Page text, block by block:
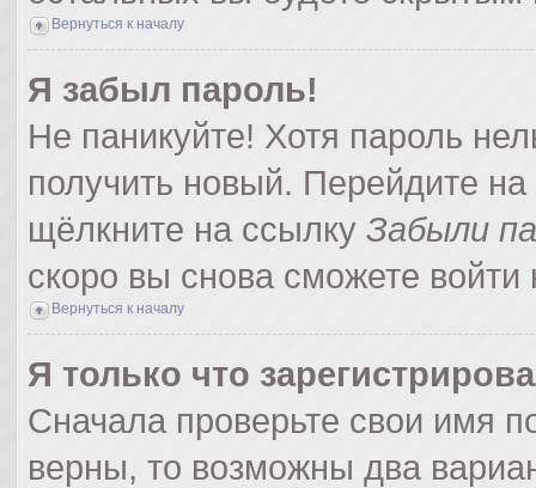
Вернуться к началу
Я забыл пароль!
Не паникуйте! Хотя пароль
получить новый. Перейдите
щёлкните на ссылку Забыли
скоро вы снова сможете
Вернуться к началу
Я только что
Сначала проверьте свои имя
верны, то возможны два